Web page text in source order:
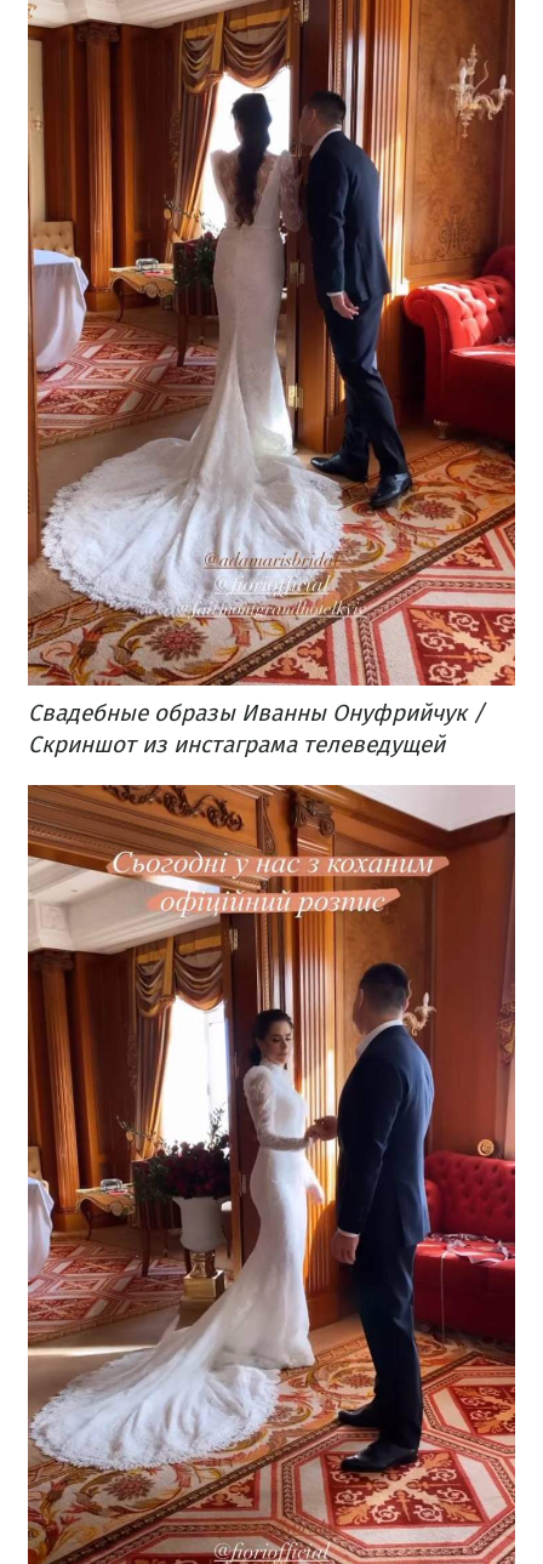
Свадебные образы Иванны Онуфрийчук /
Скриншот из инстаграма телеведущей